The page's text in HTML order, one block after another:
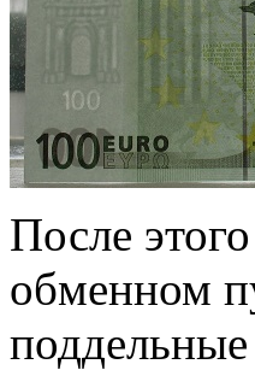
После
обменном